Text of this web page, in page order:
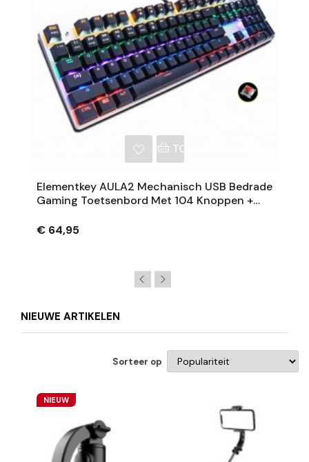
TOEVOEGEN AAN
Elementkey AULA2 Mechanisch USB Bedrade
Gaming Toetsenbord Met 104 Knoppen +
Schakelaar)
€ 64,95
NIEUWE ARTIKELEN
Sorteer op
NIEUW